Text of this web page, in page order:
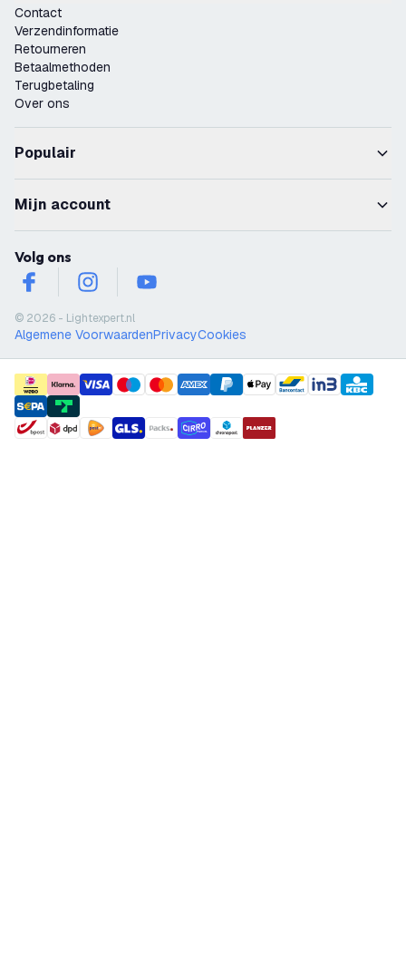
Contact
Verzendinformatie
Retourneren
Betaalmethoden
Terugbetaling
Over ons
Populair
Mijn account
Volg ons
facebookinstagramyoutube
© 2026 - Lightexpert.nl
Algemene VoorwaardenPrivacyCookies
payment methods
shipment methods